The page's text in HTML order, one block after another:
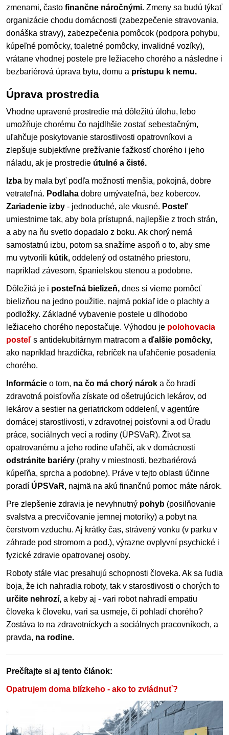
zmenami, často finančne náročnými. Zmeny sa budú týkať
organizácie chodu domácnosti (zabezpečenie stravovania,
donáška stravy), zabezpečenia pomôcok (podpora pohybu,
kúpeľné pomôcky, toaletné pomôcky, invalidné vozíky),
vrátane vhodnej postele pre ležiaceho chorého a následne i
bezbariérová úprava bytu, domu a prístupu k nemu.
Úprava prostredia
Vhodne upravené prostredie má dôležitú úlohu, lebo
umožňuje chorému čo najdlhšie zostať sebestačným,
uľahčuje poskytovanie starostlivosti opatrovníkovi a
zlepšuje subjektívne prežívanie ťažkostí chorého i jeho
náladu, ak je prostredie útulné a čisté.
Izba by mala byť podľa možností menšia, pokojná, dobre
vetrateľná. Podlaha dobre umývateľná, bez kobercov.
Zariadenie izby - jednoduché, ale vkusné. Posteľ
umiestnime tak, aby bola prístupná, najlepšie z troch strán,
a aby na ňu svetlo dopadalo z boku. Ak chorý nemá
samostatnú izbu, potom sa snažíme aspoň o to, aby sme
mu vytvorili kútik, oddelený od ostatného priestoru,
napríklad závesom, španielskou stenou a podobne.
Dôležitá je i posteľná bielizeň, dnes si vieme pomôcť
bielizňou na jedno použitie, najmä pokiaľ ide o plachty a
podložky. Základné vybavenie postele u dlhodobo
ležiaceho chorého nepostačuje. Výhodou je polohovacia
posteľs antidekubitárnym matracom a ďalšie pomôcky,
ako napríklad hrazdička, rebríček na uľahčenie posadenia
chorého.
Informácie o tom, na čo má chorý nárok a čo hradí
zdravotná poisťovňa získate od ošetrujúcich lekárov, od
lekárov a sestier na geriatrickom oddelení, v agentúre
domácej starostlivosti, v zdravotnej poisťovni a od Úradu
práce, sociálnych vecí a rodiny (ÚPSVaR). Život sa
opatrovanému a jeho rodine uľahčí, ak v domácnosti
odstránite bariéry (prahy v miestnosti, bezbariérová
kúpeľňa, sprcha a podobne). Práve v tejto oblasti účinne
poradí ÚPSVaR, najmä na akú finančnú pomoc máte nárok.
Pre zlepšenie zdravia je nevyhnutný pohyb (posilňovanie
svalstva a precvičovanie jemnej motoriky) a pobyt na
čerstvom vzduchu. Aj krátky čas, strávený vonku (v parku v
záhrade pod stromom a pod.), výrazne ovplyvní psychické i
fyzické zdravie opatrovanej osoby.
Roboty stále viac presahujú schopnosti človeka. Ak sa ľudia
boja, že ich nahradia roboty, tak v starostlivosti o chorých to
určite nehrozí, a keby aj - vari robot nahradí empatiu
človeka k človeku, vari sa usmeje, či pohladí chorého?
Zostáva to na zdravotníckych a sociálnych pracovníkoch, a
pravda, na rodine.
Prečítajte si aj tento článok:
Opatrujem doma blízkeho - ako to zvládnuť?